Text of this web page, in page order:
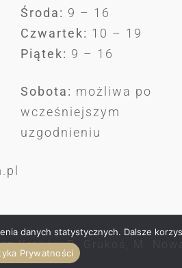
Środa: 9 – 16
Czwartek: 10 – 19
Piątek: 9 – 16
Sobota: możliwa po
wcześniejszym
uzgodnieniu
Kraków R. Grukoś, M.
danych statystycznych. Dalsze
Prywatności